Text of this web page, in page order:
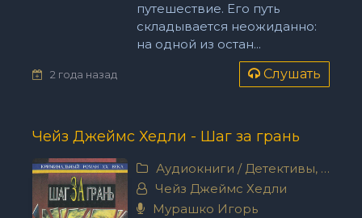
путешествие. Его путь
складывается неожиданно:
на одной из остан...
2 года назад Слушать
Чейз Джеймс Хедли - Шаг за грань
Аудиокниги / Детективы, триллеры
Чейз Джеймс Хедли
Мурашко Игорь